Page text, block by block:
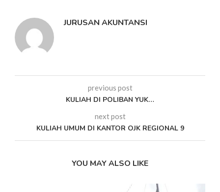
JURUSAN AKUNTANSI
previous post
KULIAH DI POLIBAN YUK…
next post
KULIAH UMUM DI KANTOR OJK REGIONAL 9
YOU MAY ALSO LIKE